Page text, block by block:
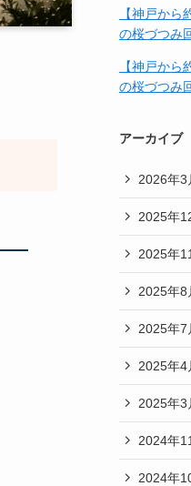
【神戸か
の桜づつみ
【神戸か
の桜づつみ
アーカイブ
2026年3
2025年
2025年
2025年8
2025年7
2025年4
2025年3
2024年
2024年